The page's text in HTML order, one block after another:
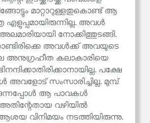
മാറ്റാറുള്ളതുകൊണ്ട് ആ
എളുപ്പമായിരുന്നില്ല. അവൾ
നോക്കിത്തുടങ്ങി.
അവൾക്ക് അവയുടെ
അനുഗ്രഹീത കലാകാരിയെ
പക്ഷേ
സംസാരിച്ചില്ല. മുമ്പ്
ആ പാവകൾ
വഴിയിൽ
വിനിമയം നടത്തിയിരുന്നു.